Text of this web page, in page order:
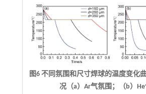
图6 不同氛围和尺寸焊球的温度变化
况（a）Ar气氛围；（b）